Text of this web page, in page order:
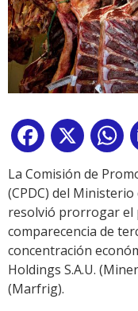
Facebook
X
La Comisión de
(CPDC) del Ministerio
resolvió prorrogar el
comparecencia de
concentración
Holdings S.A.U.
(Marfrig).